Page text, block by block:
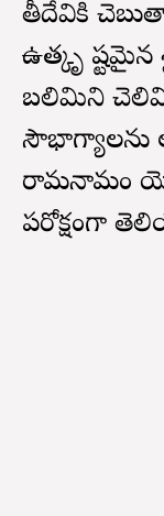
తీదేవికి
ఉత్కృ ష్టమైన
బలిమిని
సౌభాగ్యాలను
రామనామం
పరోక్షంగా